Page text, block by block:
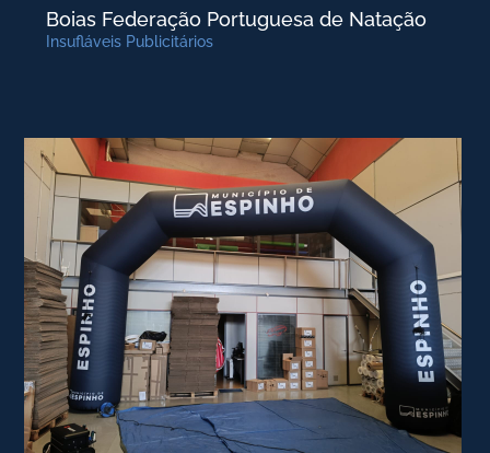
Boias Federação Portuguesa de Natação
Insufláveis Publicitários